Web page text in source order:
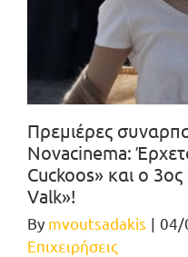
Πρεμιέρες
Novacinema:
Cuckoos» και ο
Valk»!
By mvoutsadakis | 04/
Επιχειρήσεις